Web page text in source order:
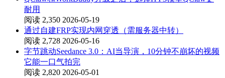
耐用
阅读 2,350 2026-05-19
通过自建FRP实现内网穿透（需服务器中转）
阅读 2,728 2026-05-16
字节跳动Seedance 3.0：AI当导演，10分钟不崩坏的视频
它能一口气拍完
阅读 2,820 2026-05-01